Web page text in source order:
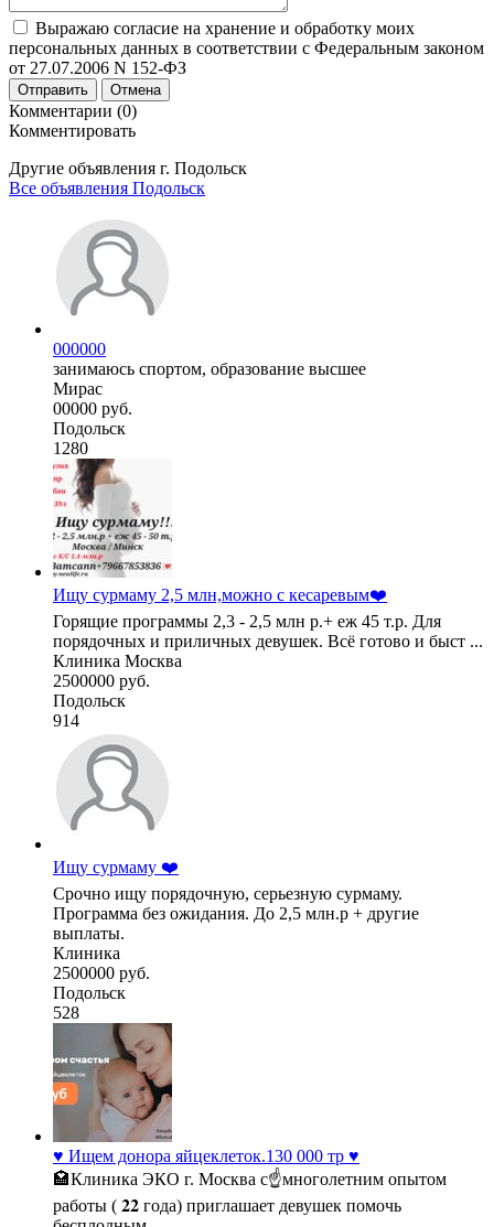
Выражаю согласие на хранение и обработку моих
персональных данных в соответствии с Федеральным законом
от 27.07.2006 N 152-ФЗ
Отправить Отмена
Комментарии (0)
Комментировать
Другие объявления г. Подольск
Все объявления Подольск
000000
занимаюсь спортом, образование высшее
Мирас
00000 руб.
Подольск
1280
Ищу сурмаму 2,5 млн,можно с кесаревым❤️
Горящие программы 2,3 - 2,5 млн р.+ еж 45 т.р. Для
порядочных и приличных девушек. Всё готово и быст ...
Клиника Москва
2500000 руб.
Подольск
914
Ищу сурмаму ❤️
Срочно ищу порядочную, серьезную сурмаму.
Программа без ожидания. До 2,5 млн.р + другие
выплаты.
Клиника
2500000 руб.
Подольск
528
♥️ Ищем донора яйцеклеток.130 000 тр ♥️
🏩Клиника ЭКО г. Москва с☝многолетним опытом
работы ( 𝟐𝟐 года) приглашает девушек помочь